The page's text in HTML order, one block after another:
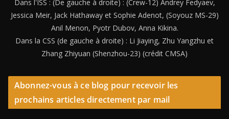
Dans l'ISS : (De gauche à droite) : (Crew-12) Andrey Fedyaev,
Jessica Meir, Jack Hathaway et Sophie Adenot, (Soyouz MS-29)
Anil Menon, Pyotr Dubov, Anna Kikina.
Dans la CSS (de gauche à droite) : Li Jiaying, Zhu Yangzhu et
Zhang Zhiyuan (Shenzhou-23) (crédit CMSA)
Abonnez-vous à ce blog pour recevoir les
prochains articles directement par mail